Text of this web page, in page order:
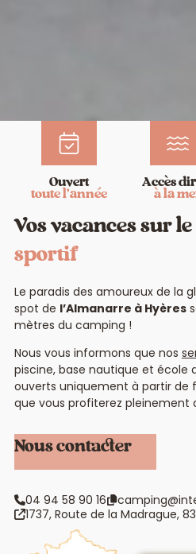
Ouvert
toute l’année
Accès
à la
Vos vacances sur
sportif
Le paradis des amoureux de la
spot de l’Almanarre à Hyères
mètres du camping !
Nous vous informons que nos
piscine, base nautique et école
ouverts uniquement à partir de
que vous profiterez pleinement
Nous contacter
04 94 58 90 16
1737, Route de la Madrague,